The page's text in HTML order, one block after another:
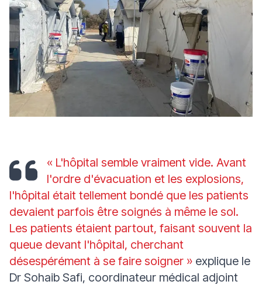
« L'hôpital semble vraiment vide. Avant
l'ordre d'évacuation et les explosions,
l'hôpital était tellement bondé que les patients
devaient parfois être soignés à même le sol.
Les patients étaient partout, faisant souvent la
queue devant l'hôpital, cherchant
désespérément à se faire soigner » explique le
Dr Sohaib Safi, coordinateur médical adjoint